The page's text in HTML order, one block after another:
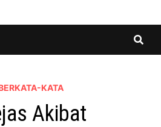
KATA
Akibat